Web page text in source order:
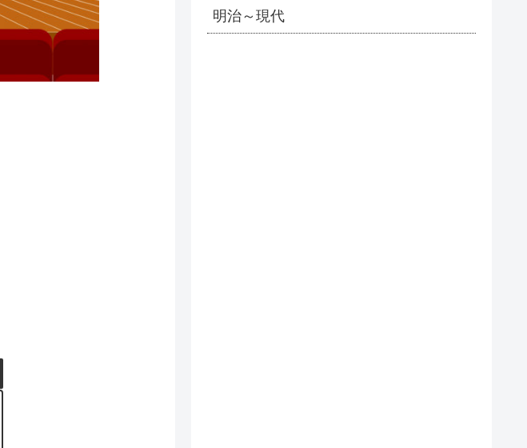
明治～現代